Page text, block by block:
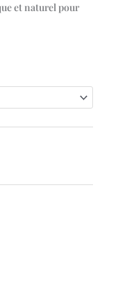
prix :
à
15.00 $
et naturel pour